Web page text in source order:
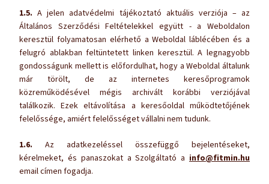
1.5. A jelen adatvédelmi tájékoztató aktuális verziója – az
Általános Szerződési Feltételekkel együtt - a Weboldalon
keresztül folyamatosan elérhető a Weboldal láblécében és a
felugró ablakban feltüntetett linken keresztül. A legnagyobb
gondosságunk mellett is előfordulhat, hogy a Weboldal általunk
már törölt, de az internetes keresőprogramok
közreműködésével mégis archivált korábbi verziójával
találkozik. Ezek eltávolítása a keresőoldal működtetőjének
felelőssége, amiért felelősséget vállalni nem tudunk.
1.6. Az adatkezeléssel összefüggő bejelentéseket,
kérelmeket, és panaszokat a Szolgáltató a info@fitmin.hu
email címen fogadja.